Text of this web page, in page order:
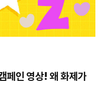
페인 영상! 왜 화제가